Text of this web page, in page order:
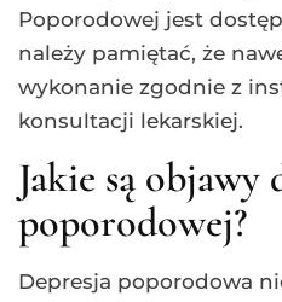
Poporodowej jest
należy pamiętać, że
wykonanie zgodnie z
konsultacji lekarskiej.
Jakie są objawy
poporodowej?
Depresja poporodowa